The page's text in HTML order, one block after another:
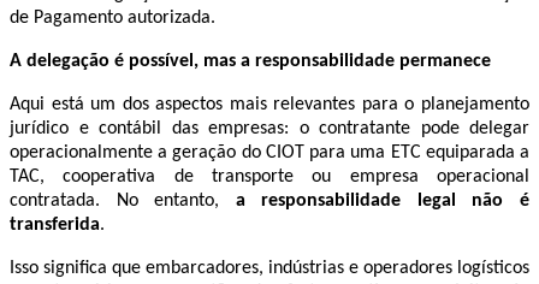
de Pagamento autorizada.
A delegação é possível, mas a responsabilidade permanece
Aqui está um dos aspectos mais relevantes para o planejamento
jurídico e contábil das empresas: o contratante pode delegar
operacionalmente a geração do CIOT para uma ETC equiparada a
TAC, cooperativa de transporte ou empresa operacional
contratada. No entanto, a responsabilidade legal não é
transferida.
Isso significa que embarcadores, indústrias e operadores logísticos